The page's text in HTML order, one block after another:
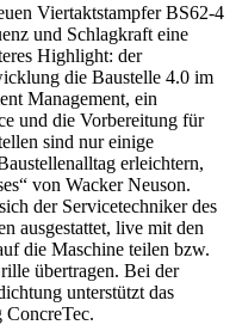
Viertaktstampfer BS62-4
und Schlagkraft eine
Highlight: der
die Baustelle 4.0 im
Management, ein
und die Vorbereitung für
sind nur einige
erleichtern,
von Wacker Neuson.
der Servicetechniker des
ausgestattet, live mit den
die Maschine teilen bzw.
übertragen. Bei der
unterstützt das
ConcreTec.